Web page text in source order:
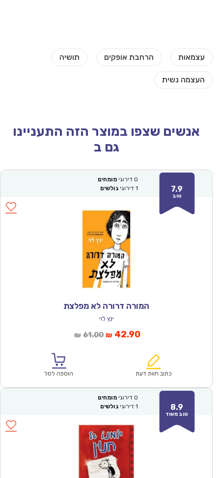
אנשים שצפו במוצר הזה התעניינו
גם ב
7.9
טוב
0 דירוגי מומחים
1 דירוגי גולשים
המורה דרורה לא מפלצת
ינץ לוי
₪ 61.00המחיר
₪61.00.
₪ 42.90המחיר
הוא:
כתוב חוות דעת הוספה לסל
8.9
טוב מאוד
0 דירוגי מומחים
1 דירוגי גולשים